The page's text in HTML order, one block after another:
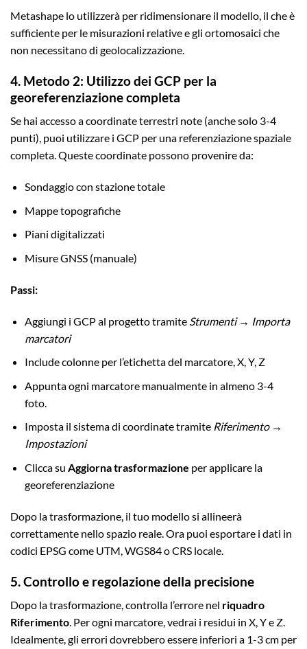
Metashape lo utilizzerà per ridimensionare il modello, il che è
sufficiente per le misurazioni relative e gli ortomosaici che
non necessitano di geolocalizzazione.
4. Metodo 2: Utilizzo dei GCP per la
georeferenziazione completa
Se hai accesso a coordinate terrestri note (anche solo 3-4
punti), puoi utilizzare i GCP per una referenziazione spaziale
completa. Queste coordinate possono provenire da:
Sondaggio con stazione totale
Mappe topografiche
Piani digitalizzati
Misure GNSS (manuale)
Passi:
Aggiungi i GCP al progetto tramite Strumenti → Importa
marcatori
Include colonne per l’etichetta del marcatore, X, Y, Z
Appunta ogni marcatore manualmente in almeno 3-4
foto.
Imposta il sistema di coordinate tramite Riferimento →
Impostazioni
Clicca su Aggiorna trasformazione per applicare la
georeferenziazione
Dopo la trasformazione, il tuo modello si allineerà
correttamente nello spazio reale. Ora puoi esportare i dati in
codici EPSG come UTM, WGS84 o CRS locale.
5. Controllo e regolazione della precisione
Dopo la trasformazione, controlla l’errore nel riquadro
Riferimento. Per ogni marcatore, vedrai i residui in X, Y e Z.
Idealmente, gli errori dovrebbero essere inferiori a 1-3 cm per